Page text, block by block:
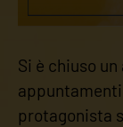
Si è chiuso
protagonista